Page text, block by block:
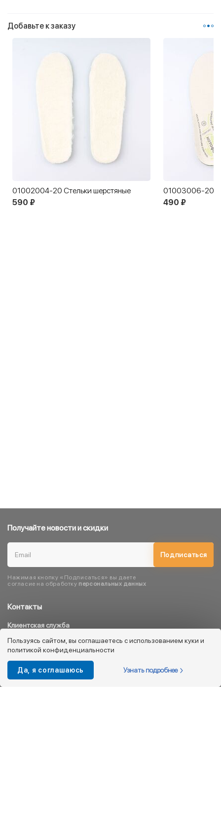
Добавьте к заказу
01002004-20 Стельки шерстяные
590 ₽
01003006-20
490 ₽
Контакты
Клиентская служба
8 800 333 08 45
info@kotofey.ru
Магазины в Москва (50)
Получайте новости и скидки
Подписаться
Нажимая кнопку «Подписаться» вы даете
согласие на обработку персональных данных
Пользуясь сайтом, вы соглашаетесь с использованием куки и
политикой конфиденциальности
Да, я соглашаюсь Узнать подробнее